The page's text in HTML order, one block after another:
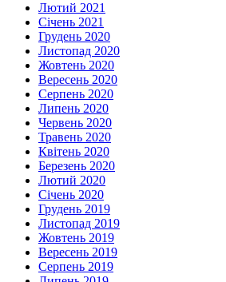
Лютий 2021
Січень 2021
Грудень 2020
Листопад 2020
Жовтень 2020
Вересень 2020
Серпень 2020
Липень 2020
Червень 2020
Травень 2020
Квітень 2020
Березень 2020
Лютий 2020
Січень 2020
Грудень 2019
Листопад 2019
Жовтень 2019
Вересень 2019
Серпень 2019